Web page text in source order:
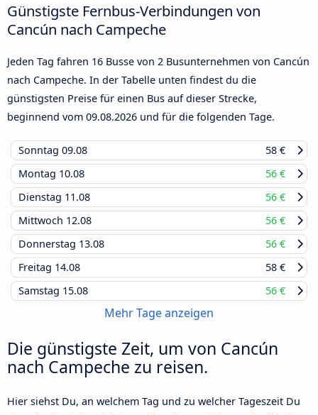
Günstigste Fernbus-Verbindungen von
Cancún nach Campeche
Jeden Tag fahren 16 Busse von 2 Busunternehmen von Cancún
nach Campeche. In der Tabelle unten findest du die
günstigsten Preise für einen Bus auf dieser Strecke,
beginnend vom 09.08.2026 und für die folgenden Tage.
Sonntag 09.08
58 €
Montag 10.08
56 €
Dienstag 11.08
56 €
Mittwoch 12.08
56 €
Donnerstag 13.08
56 €
Freitag 14.08
58 €
Samstag 15.08 56 €
Mehr Tage anzeigen
Die günstigste Zeit, um von Cancún
nach Campeche zu reisen.
Hier siehst Du, an welchem Tag und zu welcher Tageszeit Du